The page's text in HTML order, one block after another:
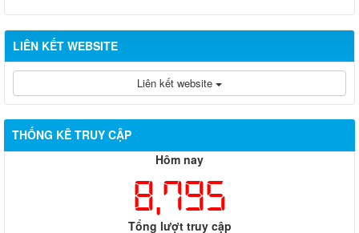
LIÊN KẾT WEBSITE
Liên kết website
THỐNG KÊ TRUY CẬP
Hôm nay
8,795
Tổng lượt truy cập